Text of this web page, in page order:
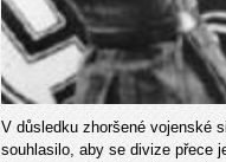
V důsledku zhoršené vojenské
souhlasilo, aby se divize přece